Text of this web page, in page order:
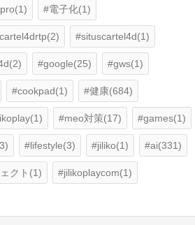
電子化(1)
cartel4drtp(2) situscartel4d(1)
google(25) gws(1)
cookpad(1) 健康(684)
meo対策(17) games(1)
lifestyle(3) jiliko(1) ai(331)
クト(1) jilikoplaycom(1)